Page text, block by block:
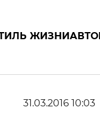
ЖИЗНИ
31.03.2016 10:03